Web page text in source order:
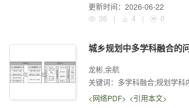
更新时间： 2026-06-22
36
| 4 | 0
城乡规划中多学科融合的
龙彬,余航
关键词： 多学科融合;规划学科
<网络PDF> <引用本文>